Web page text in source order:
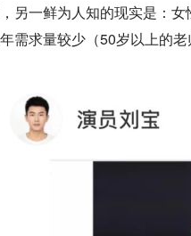
另一鲜为人知的现实是：
需求量较少（50岁以上的